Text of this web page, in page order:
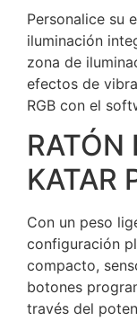
Personalice su
iluminación
zona de
efectos de
RGB con el
RATÓN
KATAR
Con un peso
configuración
compacto,
botones
través del